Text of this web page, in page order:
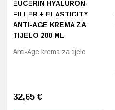
EUCERIN HYALURON-
FILLER + ELASTICITY
ANTI-AGE KREMA ZA
TIJELO 200 ML
Anti-Age krema za tijelo
32,65 €